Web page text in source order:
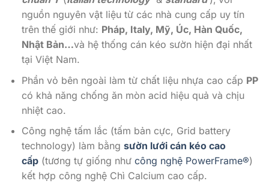
nguồn nguyên vật liệu từ các nhà cung cấp uy tín
trên thế giới như: Pháp, Italy, Mỹ, Úc, Hàn Quốc,
Nhật Bản…và hệ thống cán kéo sườn hiện đại nhất
tại Việt Nam.
Phần vỏ bên ngoài làm từ chất liệu nhựa cao cấp PP
có khả năng chống ăn mòn acid hiệu quả và chịu
nhiệt cao.
Công nghệ tấm lắc (tấm bản cực, Grid battery
technology) làm bằng sườn lưới cán kéo cao
cấp(tương tự giống như công nghệ PowerFrame®)
kết hợp công nghệ Chì Calcium cao cấp.